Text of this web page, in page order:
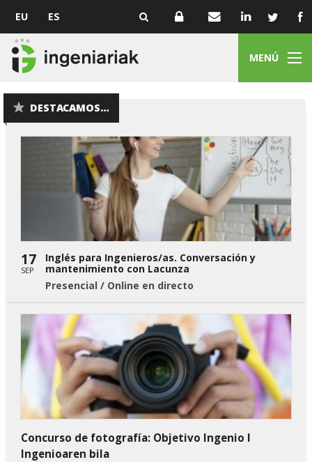
EU ES
MENÚ
DESTACAMOS…
17
SEP
Inglés para Ingenieros/as. Conversación y
mantenimiento con Lacunza
Presencial / Online en directo
Concurso de fotografía: Objetivo Ingenio I
Ingenioaren bila